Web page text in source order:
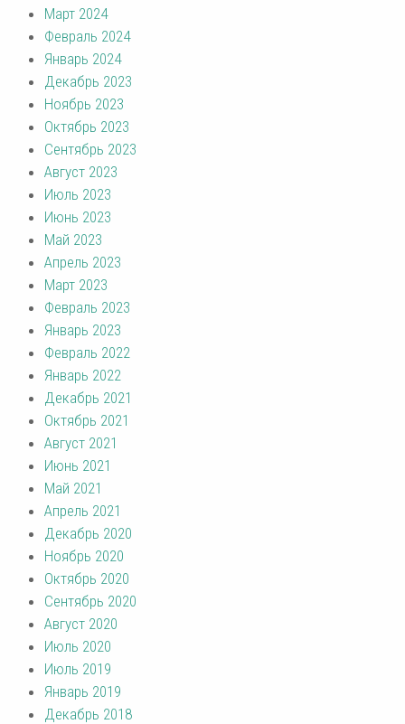
Март 2024
Февраль 2024
Январь 2024
Декабрь 2023
Ноябрь 2023
Октябрь 2023
Сентябрь 2023
Август 2023
Июль 2023
Июнь 2023
Май 2023
Апрель 2023
Март 2023
Февраль 2023
Январь 2023
Февраль 2022
Январь 2022
Декабрь 2021
Октябрь 2021
Август 2021
Июнь 2021
Май 2021
Апрель 2021
Декабрь 2020
Ноябрь 2020
Октябрь 2020
Сентябрь 2020
Август 2020
Июль 2020
Июль 2019
Январь 2019
Декабрь 2018